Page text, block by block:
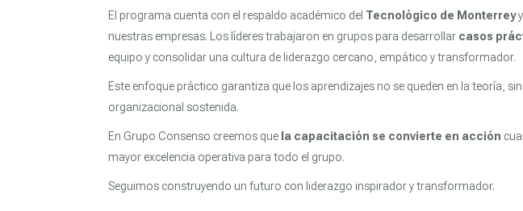
El programa cuenta con el respaldo académico del Tecnológico de Monterrey
nuestras empresas. Los líderes trabajaron en grupos para desarrollar casos
equipo y consolidar una cultura de liderazgo cercano, empático y transformador.
Este enfoque práctico garantiza que los aprendizajes no se queden en la teoría,
organizacional sostenida.
En Grupo Consenso creemos que la capacitación se convierte en acción
mayor excelencia operativa para todo el grupo.
Seguimos construyendo un futuro con liderazgo inspirador y transformador.